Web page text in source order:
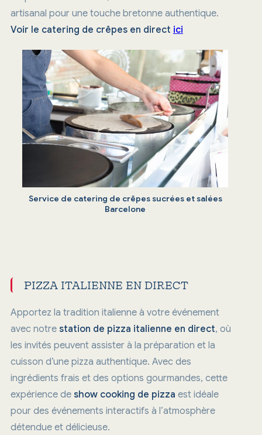
artisanal pour une touche bretonne authentique.
Voir le catering de crêpes en direct ici
Service de catering de crêpes sucrées et salées
Barcelone
PIZZA ITALIENNE EN DIRECT
Apportez la tradition italienne à votre événement
avec notre station de pizza italienne en direct, où
les invités peuvent assister à la préparation et la
cuisson d’une pizza authentique. Avec des
ingrédients frais et des options gourmandes, cette
expérience de show cooking de pizza est idéale
pour des événements interactifs à l’atmosphère
détendue et délicieuse.